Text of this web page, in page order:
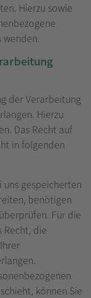
Hierzu sowie
wenden.
der Verarbeitung
Hierzu
Das Recht auf
in folgenden
gespeicherten
benötigen
Für die
Recht, die
können Sie